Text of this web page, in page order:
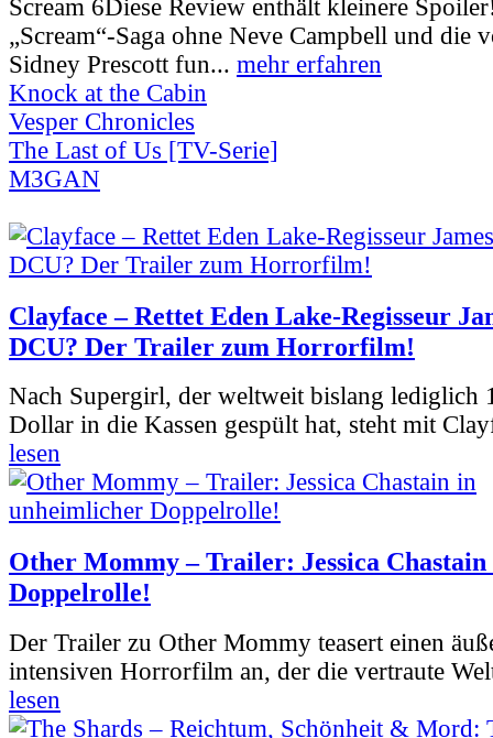
Scream 6 Diese Review enthält kleinere
„Scream“-Saga ohne Neve Campbell und die
Sidney Prescott fun... mehr erfahren
Knock at the Cabin
Vesper Chronicles
The Last of Us [TV-Serie]
M3GAN
Clayface – Rettet Eden Lake-Regisseur
DCU? Der Trailer zum Horrorfilm!
Nach Supergirl, der weltweit bislang lediglich
Dollar in die Kassen gespült hat, steht mit
lesen
Other Mommy – Trailer: Jessica
Doppelrolle!
Der Trailer zu Other Mommy teasert einen
intensiven Horrorfilm an, der die vertraute
lesen